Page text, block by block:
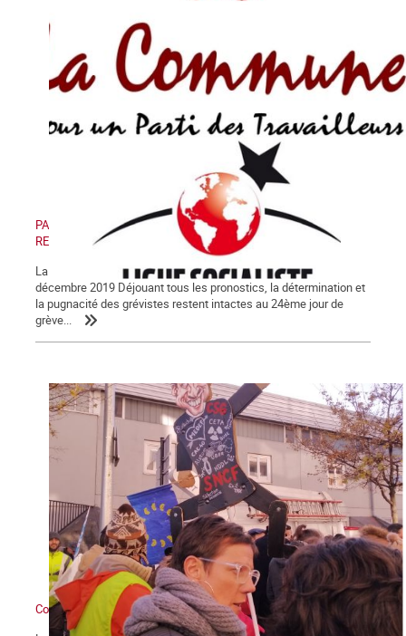
PAS DE RETRAIT, PAS DE TRÊVE ! PAS DE RETRAIT, PAS DE
RENTRÉE !
La Lettre de La Commune, nouvelle série, n° 123 - Samedi 28
décembre 2019 Déjouant tous les pronostics, la détermination et
la pugnacité des grévistes restent intactes au 24ème jour de
grève...
Contre Macron et sa réforme des retraites : grève générale !